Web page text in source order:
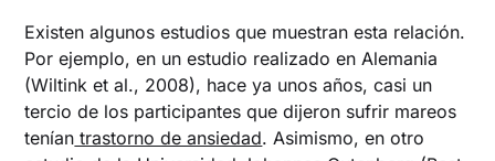
Existen algunos estudios que muestran esta relación.
Por ejemplo, en un estudio realizado en Alemania
(Wiltink et al., 2008), hace ya unos años, casi un
tercio de los participantes que dijeron sufrir mareos
tenían trastorno de ansiedad. Asimismo, en otro